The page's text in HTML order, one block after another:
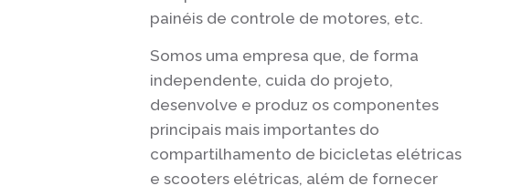
painéis de controle de motores, etc.
Somos uma empresa que, de forma
independente, cuida do projeto,
desenvolve e produz os componentes
principais mais importantes do
compartilhamento de bicicletas elétricas
e scooters elétricas, além de fornecer